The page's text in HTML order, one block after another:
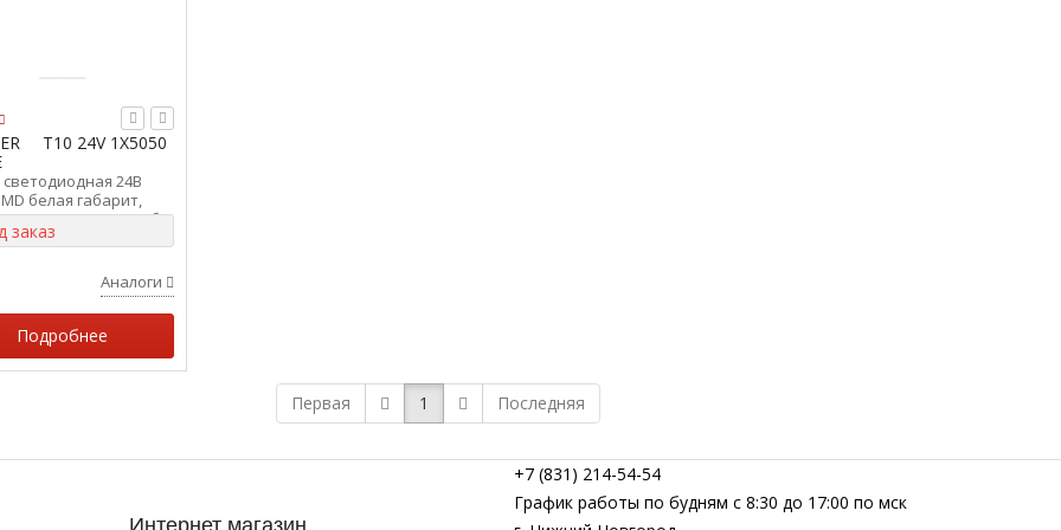
T10 24V 1X5050
24В
белая габарит,
повторитель б/
2шт) VETTLER 17700
заказ
Аналоги
Подробнее
Первая 1 Последняя
+7 (831) 214-54-54
График работы по будням с 8:30 до 17:00 по мск